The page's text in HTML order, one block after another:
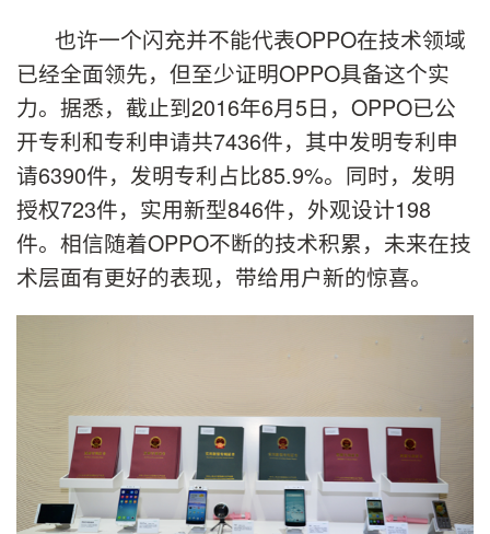
也许一个闪充并不能代表OPPO在技术领域
已经全面领先，但至少证明OPPO具备这个实
力。据悉，截止到2016年6月5日，OPPO已公
开专利和专利申请共7436件，其中发明专利申
请6390件，发明专利占比85.9%。同时，发明
授权723件，实用新型846件，外观设计198
件。相信随着OPPO不断的技术积累，未来在技
术层面有更好的表现，带给用户新的惊喜。